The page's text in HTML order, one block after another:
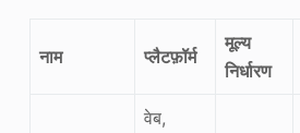
नाम प्लैटफ़ॉर्म
मूल्य
निर्धारण
वेब,